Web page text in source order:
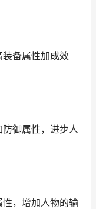
备属性加成效
御属性，进步人
，增加人物的输